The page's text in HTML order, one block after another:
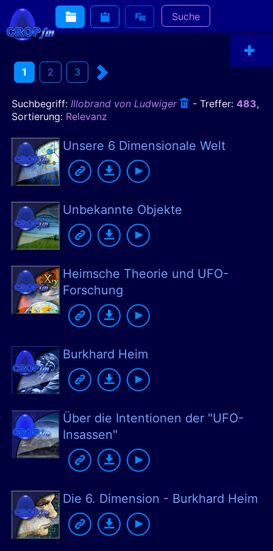
Suche
1 2 3
Suchbegriff: Illobrand von Ludwiger - Treffer: 483,
Sortierung: Relevanz
Unsere 6 Dimensionale Welt
Unbekannte Objekte
Heimsche Theorie und UFO-
Forschung
Burkhard Heim
Über die Intentionen der "UFO-
Insassen"
Die 6. Dimension - Burkhard Heim